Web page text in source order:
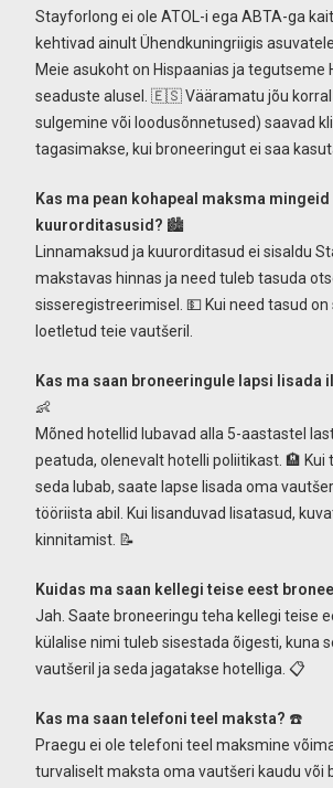
Stayforlong ei ole ATOL-i ega ABTA-ga
kehtivad ainult Ühendkuningriigis
Meie asukoht on Hispaanias ja tegutseme
seaduste alusel. 🇪🇸 Vääramatu jõu
sulgemine või loodusõnnetused) saavad
tagasimakse, kui broneeringut ei saa
Kas ma pean kohapeal maksma
kuurorditasusid? 🏙️
Linnamaksud ja kuurorditasud ei sisaldu
makstavas hinnas ja need tuleb tasuda
sisseregistreerimisel. 💵 Kui need tasud on
loetletud teie vautšeril.
Kas ma saan broneeringule lapsi lisada
👶
Mõned hotellid lubavad alla 5-aastastel
peatuda, olenevalt hotelli poliitikast. 🏨 Kui
seda lubab, saate lapse lisada oma
tööriista abil. Kui lisanduvad lisatasud,
kinnitamist. 📝
Kuidas ma saan kellegi teise eest
Jah. Saate broneeringu teha kellegi teise
külalise nimi tuleb sisestada õigesti, kuna
vautšeril ja seda jagatakse hotelliga. 📋
Kas ma saan telefoni teel maksta? ☎️
Praegu ei ole telefoni teel maksmine
turvaliselt maksta oma vautšeri kaudu või